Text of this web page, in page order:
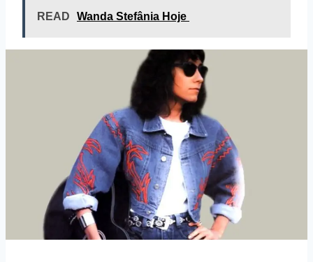
READ Wanda Stefânia Hoje